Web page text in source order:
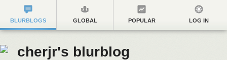
BLURBLOGS GLOBAL POPULAR LOG IN
cherjr's blurblog